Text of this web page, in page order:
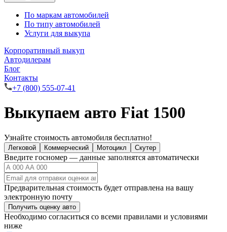
По маркам автомобилей
По типу автомобилей
Услуги для выкупа
Корпоративный выкуп
Автодилерам
Блог
Контакты
+7 (800) 555-07-41
Выкупаем авто Fiat 1500
Узнайте стоимость автомобиля бесплатно!
Легковой Коммерческий Мотоцикл Скутер
Введите госномер — данные заполнятся автоматически
Предварительная стоимость будет отправлена на вашу
электронную почту
Получить оценку авто
Необходимо согласиться со всеми правилами и условиями
ниже